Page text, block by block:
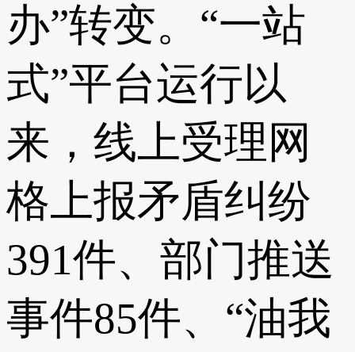
办”转变。“一站
式”平台运行以
来，线上受理网
格上报矛盾纠纷
391件、部门推送
事件85件、“油我